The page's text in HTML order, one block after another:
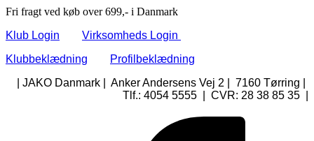
Fri fragt ved køb over 699,- i Danmark
Klub Login
Virksomheds Login
Klubbeklædning
Profilbeklædning
| JAKO Danmark | Anker Andersens Vej 2 | 7160 Tørring |
Tlf.: 4054 5555 | CVR: 28 38 85 35 |